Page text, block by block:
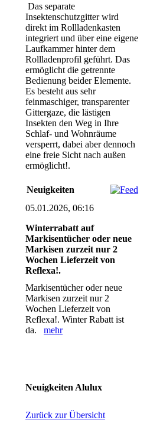
Das separate
Insektenschutzgitter wird
direkt im Rollladenkasten
integriert und über eine eigene
Laufkammer hinter dem
Rollladenprofil geführt. Das
ermöglicht die getrennte
Bedienung beider Elemente.
Es besteht aus sehr
feinmaschiger, transparenter
Gittergaze, die lästigen
Insekten den Weg in Ihre
Schlaf- und Wohnräume
versperrt, dabei aber dennoch
eine freie Sicht nach außen
ermöglicht!.
Neuigkeiten
05.01.2026, 06:16
Winterrabatt auf
Markisentücher oder neue
Markisen zurzeit nur 2
Wochen Lieferzeit von
Reflexa!.
Markisentücher oder neue
Markisen zurzeit nur 2
Wochen Lieferzeit von
Reflexa!. Winter Rabatt ist
da.mehr
Neuigkeiten Alulux
Zurück zur Übersicht